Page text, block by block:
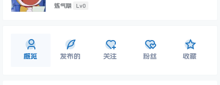
炼气期 Lv0
概览 发布的 关注 粉丝 收藏